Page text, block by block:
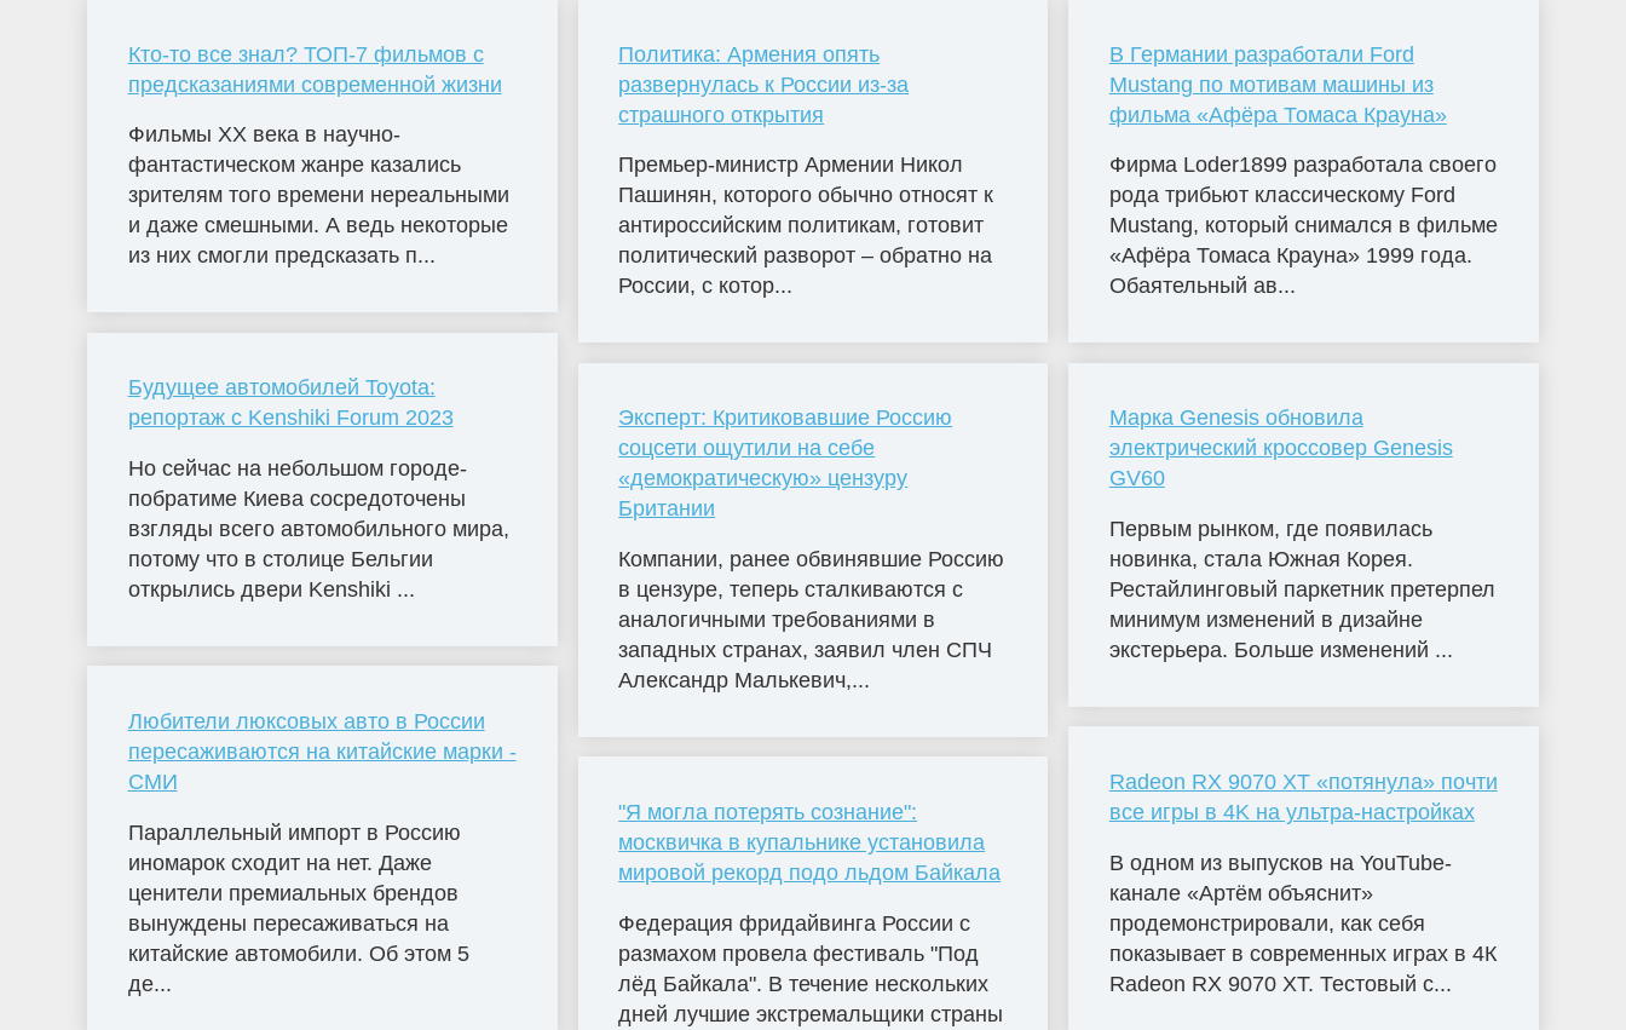
Кто-то все знал? ТОП-7 фильмов с
предсказаниями современной жизни
Фильмы ХХ века в научно-
фантастическом жанре казались
зрителям того времени нереальными
и даже смешными. А ведь некоторые
из них смогли предсказать п...
Будущее автомобилей Toyota:
репортаж с Kenshiki Forum 2023
Но сейчас на небольшом городе-
побратиме Киева сосредоточены
взгляды всего автомобильного мира,
потому что в столице Бельгии
открылись двери Kenshiki ...
Любители люксовых авто в России
пересаживаются на китайские марки -
СМИ
Параллельный импорт в Россию
иномарок сходит на нет. Даже
ценители премиальных брендов
вынуждены пересаживаться на
китайские автомобили. Об этом 5
де...
Политика: Армения опять
развернулась к России из-за
страшного открытия
Премьер-министр Армении Никол
Пашинян, которого обычно относят к
антироссийским политикам, готовит
политический разворот – обратно на
России, с котор...
Эксперт: Критиковавшие Россию
соцсети ощутили на себе
«демократическую» цензуру
Британии
Компании, ранее обвинявшие Россию
в цензуре, теперь сталкиваются с
аналогичными требованиями в
западных странах, заявил член СПЧ
Александр Малькевич,...
"Я могла потерять сознание":
москвичка в купальнике установила
мировой рекорд подо льдом Байкала
Федерация фридайвинга России с
размахом провела фестиваль "Под
лёд Байкала". В течение нескольких
дней лучшие экстремальщики страны
В Германии разработали Ford
Mustang по мотивам машины из
фильма «Афёра Томаса Крауна»
Фирма Loder1899 разработала своего
рода трибьют классическому Ford
Mustang, который снимался в фильме
«Афёра Томаса Крауна» 1999 года.
Обаятельный ав...
Марка Genesis обновила
электрический кроссовер Genesis
GV60
Первым рынком, где появилась
новинка, стала Южная Корея.
Рестайлинговый паркетник претерпел
минимум изменений в дизайне
экстерьера. Больше изменений ...
Radeon RX 9070 XT «потянула» почти
все игры в 4K на ультра-настройках
В одном из выпусков на YouTube-
канале «Артём объяснит»
продемонстрировали, как себя
показывает в современных играх в 4К
Radeon RX 9070 XT. Тестовый с...